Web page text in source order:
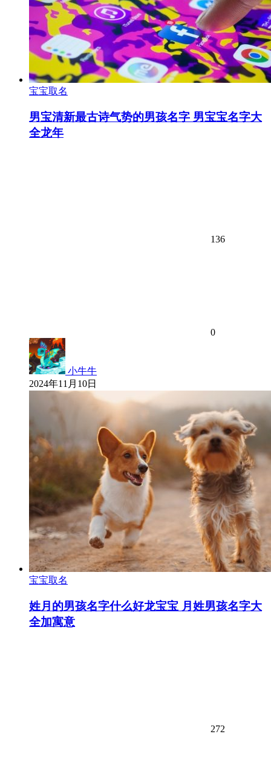
宝宝取名
男宝清新最古诗气势的男孩名字 男宝宝名字大
全龙年
136
0
小牛牛
2024年11月10日
宝宝取名
姓月的男孩名字什么好龙宝宝 月姓男孩名字大
全加寓意
272